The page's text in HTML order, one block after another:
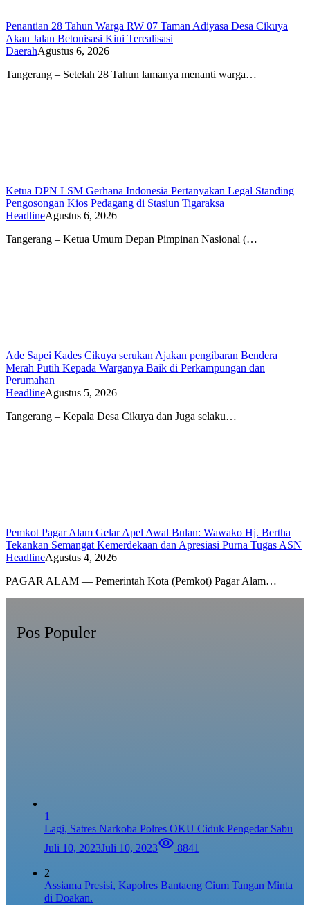
Penantian 28 Tahun Warga RW 07 Taman Adiyasa Desa Cikuya
Akan Jalan Betonisasi Kini Terealisasi
DaerahAgustus 6, 2026
Tangerang – Setelah 28 Tahun lamanya menanti warga…
Ketua DPN LSM Gerhana Indonesia Pertanyakan Legal Standing
Pengosongan Kios Pedagang di Stasiun Tigaraksa
HeadlineAgustus 6, 2026
Tangerang – Ketua Umum Depan Pimpinan Nasional (…
Ade Sapei Kades Cikuya serukan Ajakan pengibaran Bendera
Merah Putih Kepada Warganya Baik di Perkampungan dan
Perumahan
HeadlineAgustus 5, 2026
Tangerang – Kepala Desa Cikuya dan Juga selaku…
Pemkot Pagar Alam Gelar Apel Awal Bulan: Wawako Hj. Bertha
Tekankan Semangat Kemerdekaan dan Apresiasi Purna Tugas ASN
HeadlineAgustus 4, 2026
PAGAR ALAM — Pemerintah Kota (Pemkot) Pagar Alam…
Pos Populer
1
Lagi, Satres Narkoba Polres OKU Ciduk Pengedar Sabu
Juli 10, 2023Juli 10, 2023 8841
2
Assiama Presisi, Kapolres Bantaeng Cium Tangan Minta
di Doakan.